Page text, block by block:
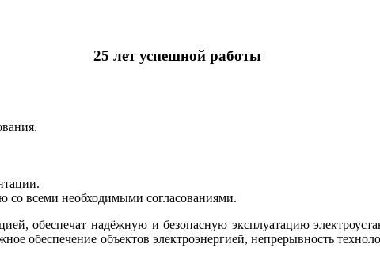
25 лет успешной работы
со всеми необходимыми согласованиями.
обеспечат надёжную и безопасную эксплуатацию
обеспечение объектов электроэнергией, непрерывность